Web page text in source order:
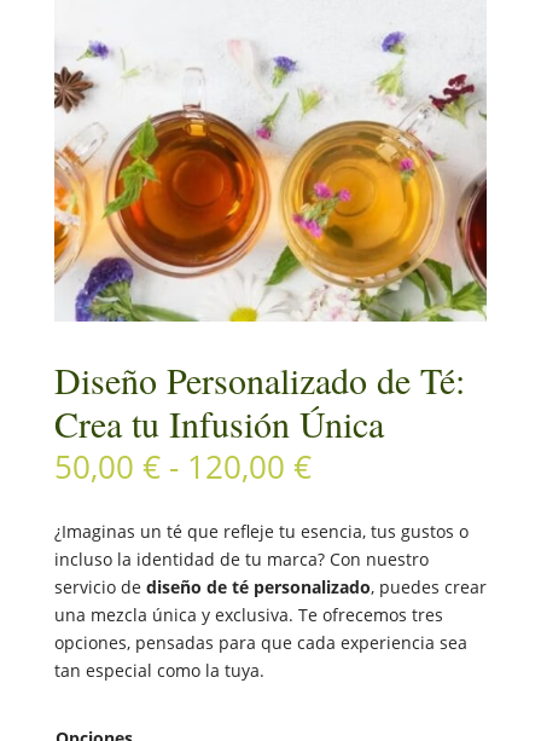
Diseño Personalizado de Té:
Crea tu Infusión Única
50,00 € - 120,00 €Rango
de
precios:
desde
50,00 €
hasta
120,00 €
¿Imaginas un té que refleje tu esencia, tus gustos o
incluso la identidad de tu marca? Con nuestro
servicio de diseño de té personalizado, puedes crear
una mezcla única y exclusiva. Te ofrecemos tres
opciones, pensadas para que cada experiencia sea
tan especial como la tuya.